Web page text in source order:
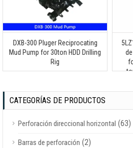
DXB-300 Pluger Reciprocating
Mud Pump for 30ton HDD Drilling
Rig
CATEGORÍAS DE PRODUCTOS
Perforación direccional horizontal (63)
Barras de perforación (2)